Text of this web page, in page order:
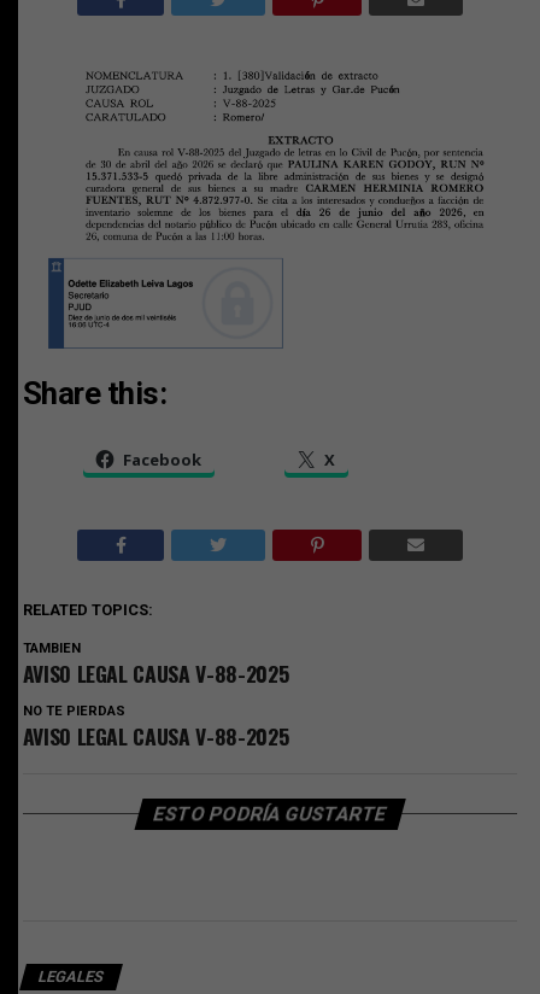
Share this:
Facebook X
RELATED TOPICS:
TAMBIEN
AVISO LEGAL CAUSA V-88-2025
NO TE PIERDAS
AVISO LEGAL CAUSA V-88-2025
ESTO PODRÍA GUSTARTE
LEGALES